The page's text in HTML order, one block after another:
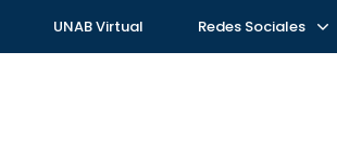
UNAB Virtual Redes Sociales